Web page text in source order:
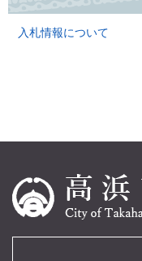
入札情報について